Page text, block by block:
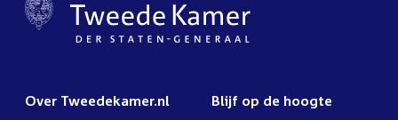
Over Tweedekamer.nl Blijf op de hoogte